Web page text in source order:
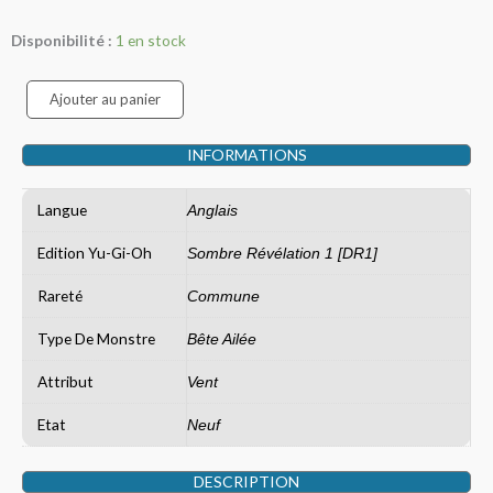
Disponibilité : 1 en stock
Sonic
Duck
Ajouter au panier
INFORMATIONS
Langue Anglais
Edition Yu-Gi-Oh Sombre Révélation 1 [DR1]
Rareté Commune
Type De Monstre Bête Ailée
Attribut Vent
Etat Neuf
DESCRIPTION